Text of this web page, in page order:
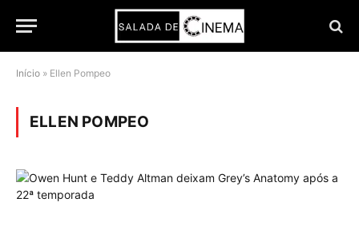
Início » Ellen Pompeo
ELLEN POMPEO